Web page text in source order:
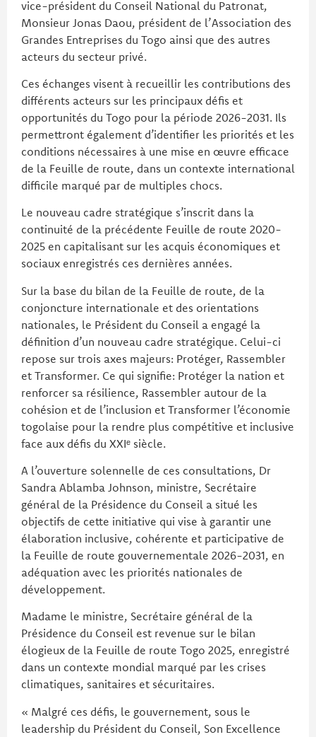
vice-président du Conseil National du Patronat,
Monsieur Jonas Daou, président de l’Association des
Grandes Entreprises du Togo ainsi que des autres
acteurs du secteur privé.
Ces échanges visent à recueillir les contributions des
différents acteurs sur les principaux défis et
opportunités du Togo pour la période 2026-2031. Ils
permettront également d’identifier les priorités et les
conditions nécessaires à une mise en œuvre efficace
de la Feuille de route, dans un contexte international
difficile marqué par de multiples chocs.
Le nouveau cadre stratégique s’inscrit dans la
continuité de la précédente Feuille de route 2020-
2025 en capitalisant sur les acquis économiques et
sociaux enregistrés ces dernières années.
Sur la base du bilan de la Feuille de route, de la
conjoncture internationale et des orientations
nationales, le Président du Conseil a engagé la
définition d’un nouveau cadre stratégique. Celui-ci
repose sur trois axes majeurs: Protéger, Rassembler
et Transformer. Ce qui signifie: Protéger la nation et
renforcer sa résilience, Rassembler autour de la
cohésion et de l’inclusion et Transformer l’économie
togolaise pour la rendre plus compétitive et inclusive
face aux défis du XXIᵉ siècle.
A l’ouverture solennelle de ces consultations, Dr
Sandra Ablamba Johnson, ministre, Secrétaire
général de la Présidence du Conseil a situé les
objectifs de cette initiative qui vise à garantir une
élaboration inclusive, cohérente et participative de
la Feuille de route gouvernementale 2026-2031, en
adéquation avec les priorités nationales de
développement.
Madame le ministre, Secrétaire général de la
Présidence du Conseil est revenue sur le bilan
élogieux de la Feuille de route Togo 2025, enregistré
dans un contexte mondial marqué par les crises
climatiques, sanitaires et sécuritaires.
« Malgré ces défis, le gouvernement, sous le
leadership du Président du Conseil, Son Excellence